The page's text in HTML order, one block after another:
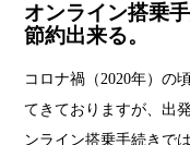
オンライン搭乗
節約出来る。
コロナ禍（2020年）の
てきておりますが、出
ンライン搭乗手続きで